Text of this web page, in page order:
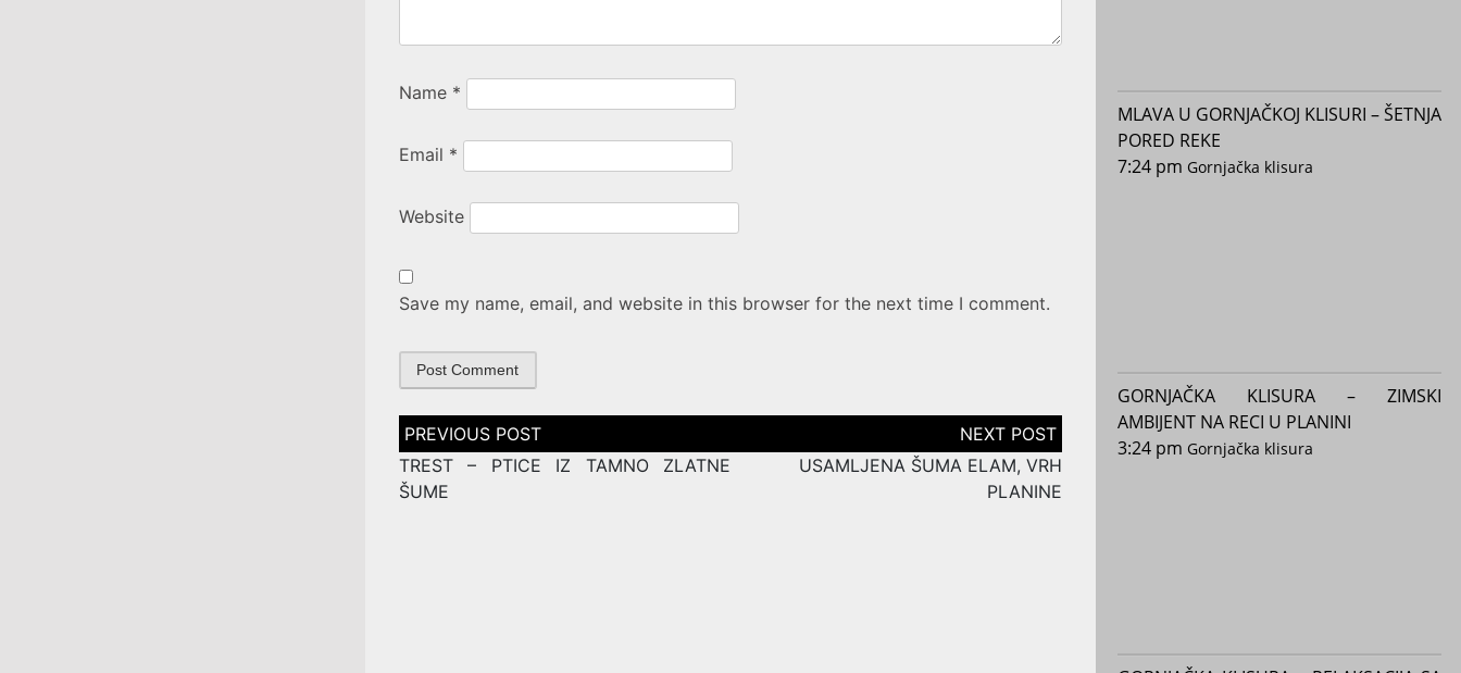
Name *
Email *
Website
Save my name, email, and website in this browser for the next time I comment.
Post
navigation
TREST – PTICE IZ TAMNO ZLATNE
ŠUME
USAMLJENA ŠUMA ELAM, VRH
PLANINE
MLAVA U GORNJAČKOJ KLISURI – ŠETNJA
PORED REKE
7:24 pm Gornjačka klisura
GORNJAČKA KLISURA – ZIMSKI
AMBIJENT NA RECI U PLANINI
3:24 pm Gornjačka klisura